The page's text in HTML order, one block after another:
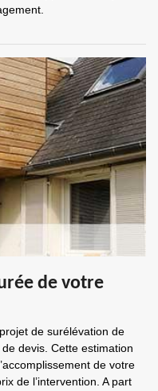
de votre
de surélévation de
devis. Cette estimation
de votre
de l’intervention. A part